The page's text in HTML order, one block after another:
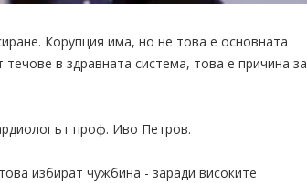
Корупция има, но не това е основната
в здравната система, това е причина за
проф. Иво Петров.
избират чужбина - заради високите